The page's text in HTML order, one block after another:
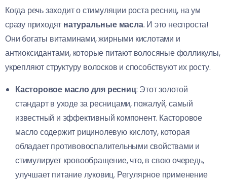
Когда речь заходит о стимуляции роста ресниц, на ум
сразу приходят натуральные масла. И это неспроста!
Они богаты витаминами, жирными кислотами и
антиоксидантами, которые питают волосяные фолликулы,
укрепляют структуру волосков и способствуют их росту.
Касторовое масло для ресниц: Этот золотой
стандарт в уходе за ресницами, пожалуй, самый
известный и эффективный компонент. Касторовое
масло содержит рицинолевую кислоту, которая
обладает противовоспалительными свойствами и
стимулирует кровообращение, что, в свою очередь,
улучшает питание луковиц. Регулярное применение